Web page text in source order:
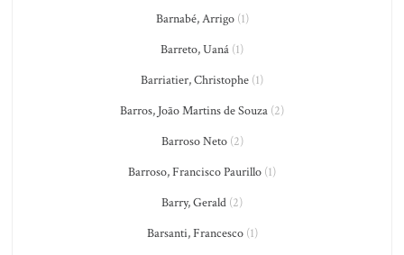
Barnabé, Arrigo(1)
Barreto, Uaná (1)
Barriatier, Christophe (1)
Barros, João Martins de Souza (2)
Barroso Neto(2)
Barroso, Francisco Paurillo (1)
Barry, Gerald (2)
Barsanti, Francesco(1)